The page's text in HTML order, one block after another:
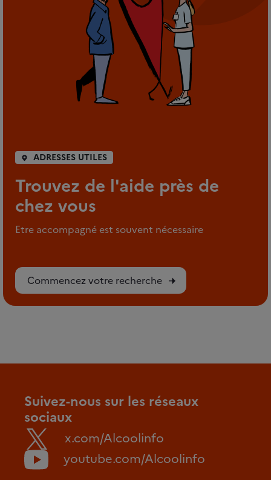
ADRESSES UTILES
Trouvez de l'aide près de
chez vous
Etre accompagné est souvent nécessaire
Commencez votre recherche
Suivez-nous sur les réseaux
sociaux
x.com/Alcoolinfo
youtube.com/Alcoolinfo